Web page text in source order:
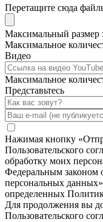
Перетащите сюда
Максимальный размер
Максимальное
Видео
Максимальное
Представьтесь
Нажимая кнопку
Пользовательского
обработку моих
Федеральным законом
персональных
определенных
Для продолжения вы
Пользовательского